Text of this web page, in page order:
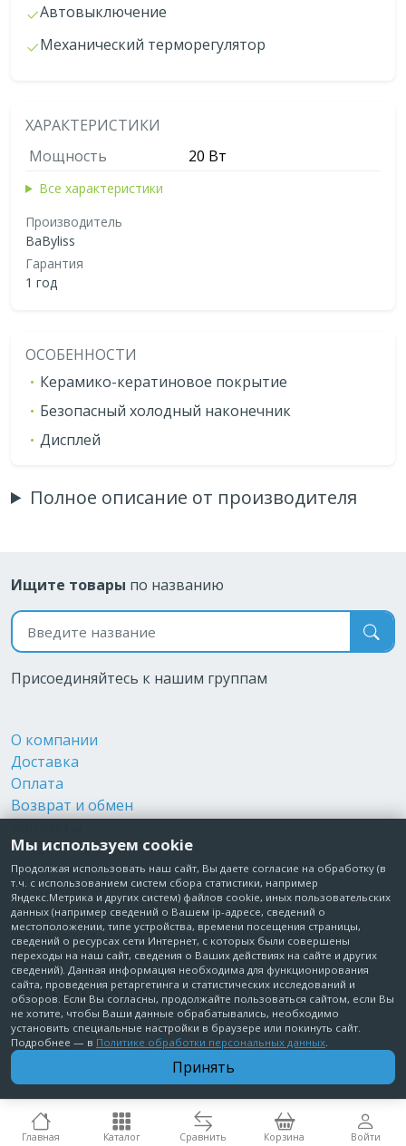
Автовыключение
Механический терморегулятор
ХАРАКТЕРИСТИКИ
Мощность
20 Вт
Все характеристики
Производитель
BaByliss
Гарантия
1 год
ОСОБЕННОСТИ
Керамико-кератиновое покрытие
Безопасный холодный наконечник
Дисплей
Полное описание от производителя
Ищите товары по названию
Поиск по названию
Присоединяйтесь к нашим группам
О компании
Доставка
Оплата
Возврат и обмен
Реквизиты
Публичная оферта
Пользовательское соглашение
Политика обработки персональных данных
Согласие на обработку персональных данных
Согласие на рекламные рассылки
+7 495 210-10-57
© Забота о Вас.ру
Москва, Электродный проезд, д. 14 стр.1 офис 18
ИП Максимова Татьяна Александровна · ИНН 772006379720
Главная Каталог Сравнить Корзина Войти
Мы используем cookie
Продолжая использовать наш сайт, Вы даете согласие на обработку (в
т.ч. с использованием систем сбора статистики, например
Яндекс.Метрика и других систем) файлов cookie, иных пользовательских
данных (например сведений о Вашем ip-адресе, сведений о
местоположении, типе устройства, времени посещения страницы,
сведений о ресурсах сети Интернет, с которых были совершены
переходы на наш сайт, сведения о Ваших действиях на сайте и других
сведений). Данная информация необходима для функционирования
сайта, проведения ретаргетинга и статистических исследований и
обзоров. Если Вы согласны, продолжайте пользоваться сайтом, если Вы
не хотите, чтобы Ваши данные обрабатывались, необходимо
установить специальные настройки в браузере или покинуть сайт.
Подробнее — в Политике обработки персональных данных.
Принять